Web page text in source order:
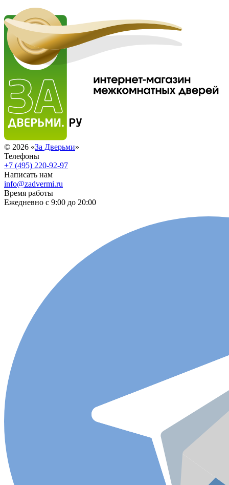
© 2026 «За Дверьми»
Телефоны
+7 (495) 220-92-97
Написать нам
info@zadvermi.ru
Время работы
Ежедневно с 9:00 до 20:00